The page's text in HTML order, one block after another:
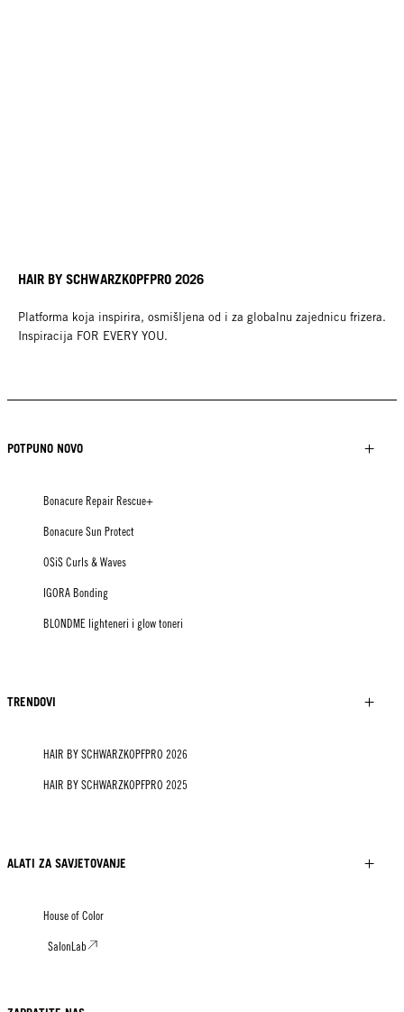
HAIR BY SCHWARZKOPFPRO 2026
Platforma koja inspirira, osmišljena od i za globalnu zajednicu frizera.
Inspiracija FOR EVERY YOU.
POTPUNO NOVO
Bonacure Repair Rescue+
Bonacure Sun Protect
OSiS Curls & Waves
IGORA Bonding
BLONDME lighteneri i glow toneri
TRENDOVI
HAIR BY SCHWARZKOPFPRO 2026
HAIR BY SCHWARZKOPFPRO 2025
ALATI ZA SAVJETOVANJE
House of Color
SalonLab